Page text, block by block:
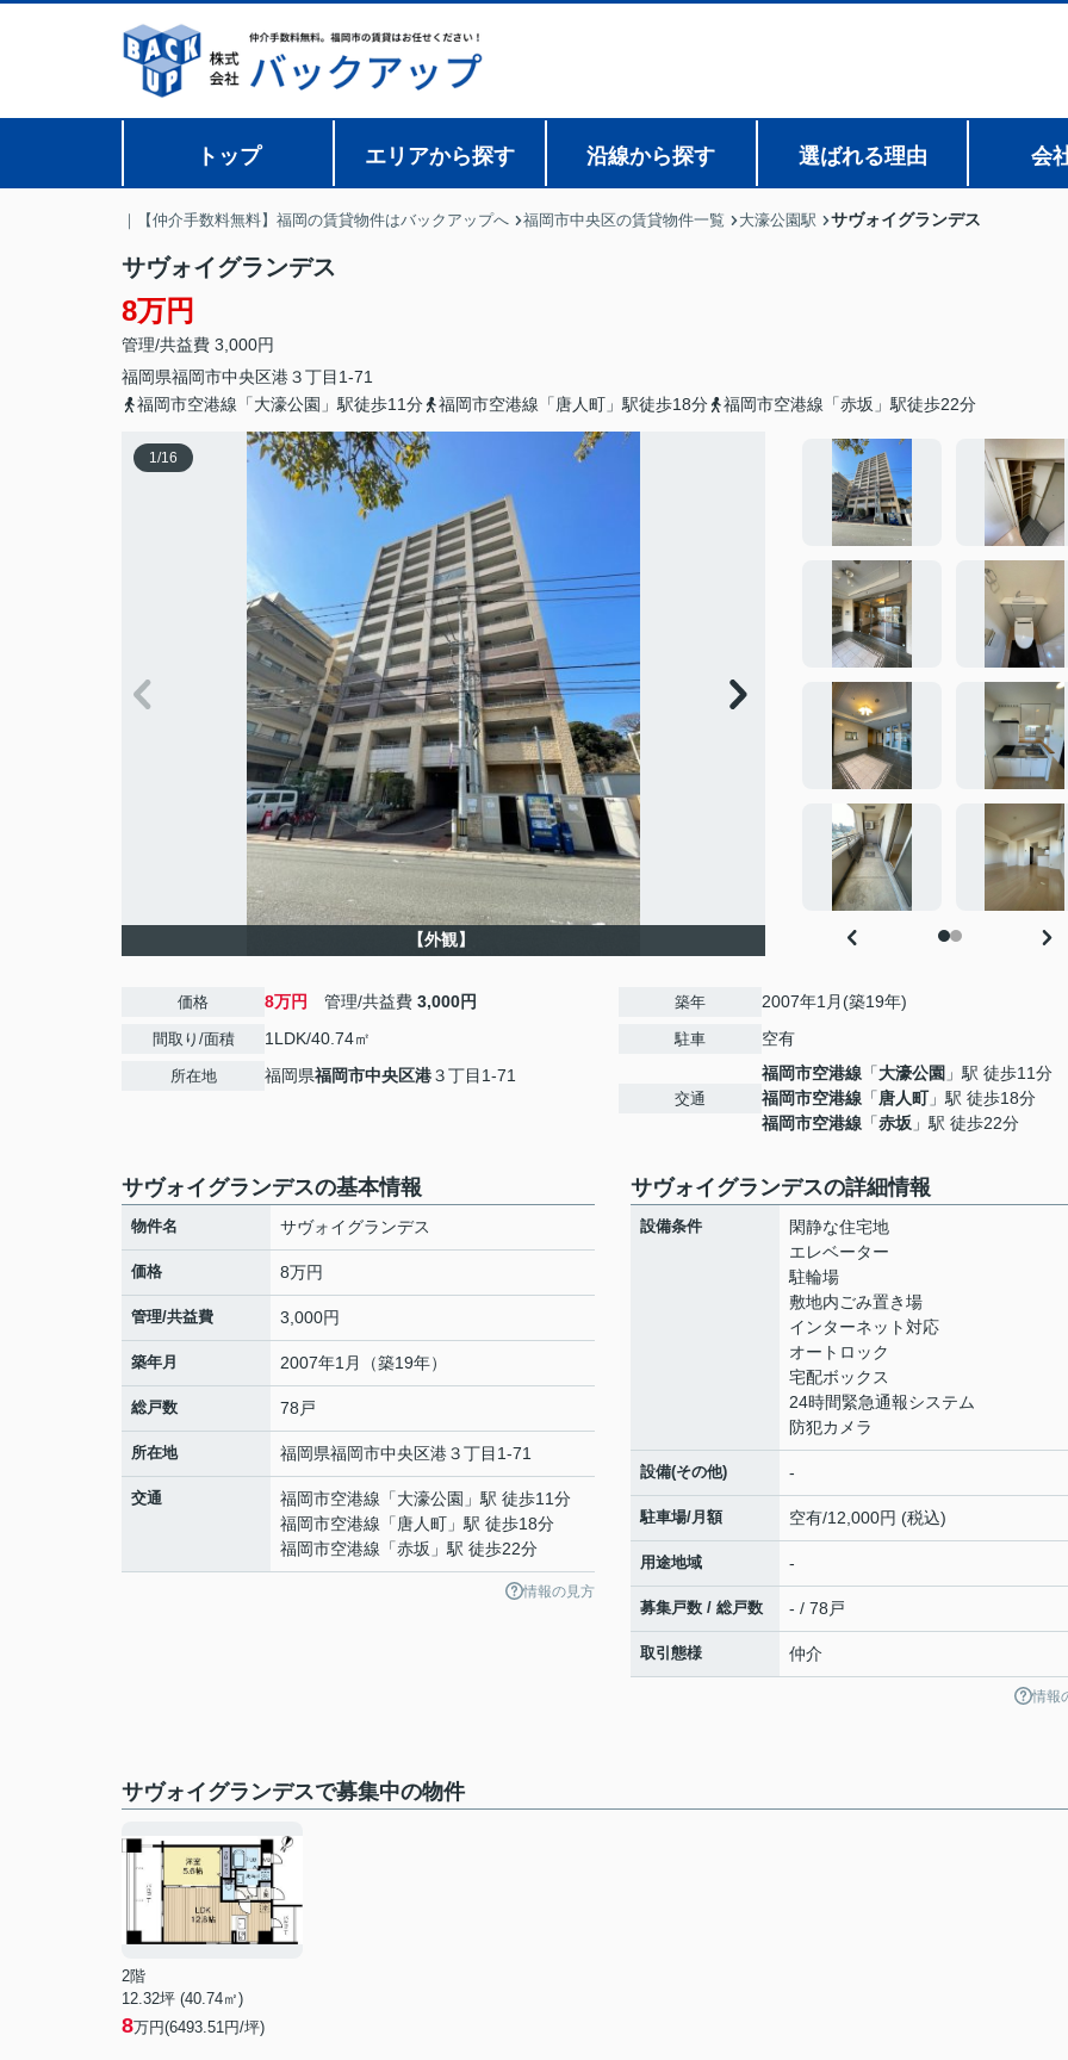
トップ エリアから探す 沿線から探す 選ばれる理由 会
｜【仲介手数料無料】福岡の賃貸物件はバックアップへ 福岡市中央区の賃貸物件一覧 大濠公園駅 サヴォイグランデス
サヴォイグランデス
8万円
管理/共益費 3,000円
福岡県福岡市中央区港３丁目1-71
福岡市空港線「大濠公園」駅徒歩11分
福岡市空港線「唐人町」駅徒歩18分 福岡市空港線「赤坂」駅徒歩22分
1/16
【外観】
価格 8万円 管理/共益費 3,000円
間取り/面積 1LDK/40.74㎡
所在地 福岡県福岡市中央区港３丁目1-71
築年 2007年1月(築19年)
駐車 空有
交通
福岡市空港線 「大濠公園 」駅 徒歩11分
福岡市空港線 「唐人町」駅 徒歩18分
福岡市空港線 「赤坂 」駅 徒歩22分
サヴォイグランデスの基本情報
物件名 サヴォイグランデス
価格 8万円
管理/共益費 3,000円
築年月 2007年1月（築19年）
総戸数 78戸
所在地 福岡県福岡市中央区港３丁目1-71
交通 福岡市空港線 「大濠公園 」駅 徒歩11分
福岡市空港線 「 唐人町 」駅 徒歩18分
福岡市空港線 「赤坂 」駅 徒歩22分
情報の見方
サヴォイグランデスの詳細情報
設備条件
閑静な住宅地
エレベーター
駐輪場
敷地内ごみ置き場
インターネット対応
オートロック
宅配ボックス
24時間緊急通報システム
防犯カメラ
設備(その他) -
駐車場/月額 空有/12,000円 (税込)
用途地域 -
募集戸数 / 総戸数 - / 78戸
取引態様 仲介
情報
サヴォイグランデスで募集中の物件
2階
12.32坪 (40.74㎡)
8万円(6493.51円/坪)